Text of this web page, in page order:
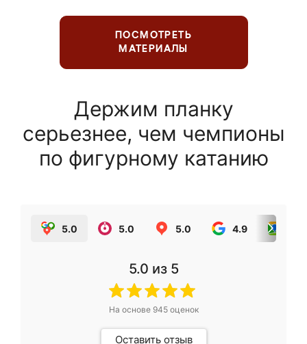
ПОСМОТРЕТЬ
МАТЕРИАЛЫ
Держим планку
серьезнее, чем чемпионы
по фигурному катанию
5.0 5.0 5.0 4.9
5.0 из 5
На основе 945оценок
Оставить отзыв